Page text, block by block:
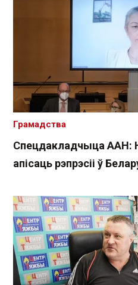
Спецдакладчыца ААН:
апісаць рэпрэсіі ў
Грамадства